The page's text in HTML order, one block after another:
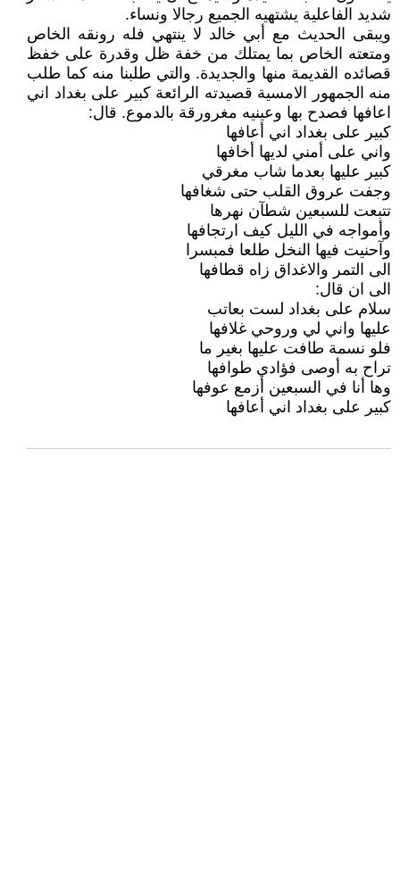
شديد الفاعلية يشتهيه الجميع رجالا ونساء.
ويبقى الحديث مع أبي خالد لا ينتهي فله رونقه الخاص
ومتعته الخاص بما يمتلك من خفة ظل وقدرة على خفظ
قصائده القديمة منها والجديدة. والتي طلبنا منه كما طلب
منه الجمهور الامسية قصيدته الرائعة كبير على بغداد اني
اعافها فصدح بها وعينيه مغرورقة بالدموع. قال:
كبير على بغداد اني أعافها
واني على أمني لديها أخافها
كبير عليها بعدما شاب مغرقي
وجفت عروق القلب حتى شغافها
تتبعت للسبعين شطآن نهرها
وأمواجه في الليل كيف ارتجافها
وآحنيت فيها النخل طلعا فمبسرا
الى التمر والاغداق زاه قطافها
الى ان قال:
سلام على بغداد لست بعاتب
عليها واني لي وروحي غلافها
فلو نسمة طافت عليها بغير ما
تراح به أوصى فؤادي طوافها
وها أنا في السبعين أزمع عوفها
كبير على بغداد اني أعافها